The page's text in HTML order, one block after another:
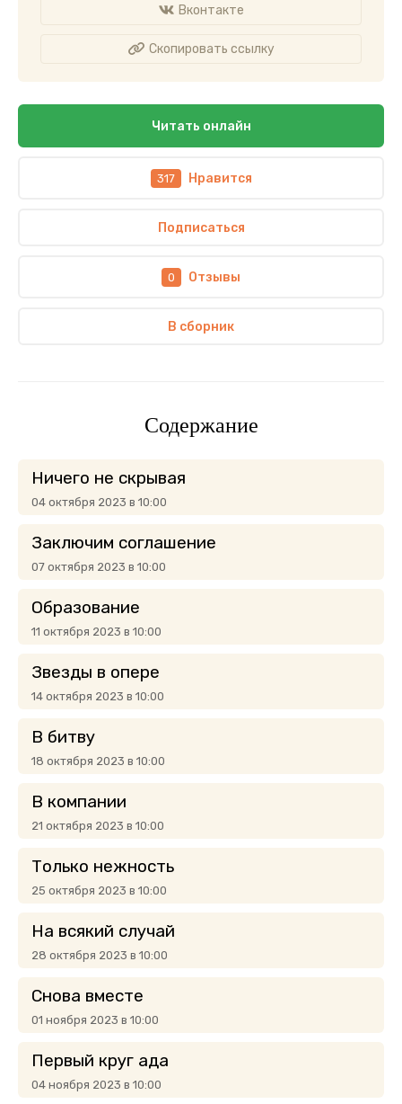
Вконтакте
Скопировать ссылку
Читать онлайн
317 Нравится
Подписаться
0 Отзывы
В сборник
Содержание
Ничего не скрывая
04 октября 2023 в 10:00
Заключим соглашение
07 октября 2023 в 10:00
Образование
11 октября 2023 в 10:00
Звезды в опере
14 октября 2023 в 10:00
В битву
18 октября 2023 в 10:00
В компании
21 октября 2023 в 10:00
Только нежность
25 октября 2023 в 10:00
На всякий случай
28 октября 2023 в 10:00
Снова вместе
01 ноября 2023 в 10:00
Первый круг ада
04 ноября 2023 в 10:00